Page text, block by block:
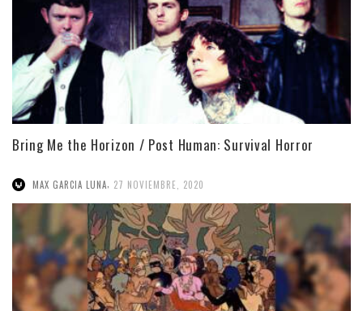
Bring Me the Horizon / Post Human: Survival Horror
MAX GARCIA LUNA, 27 NOVIEMBRE, 2020